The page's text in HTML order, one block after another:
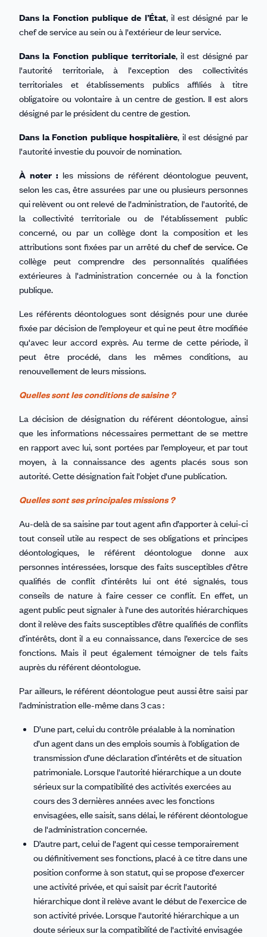
Dans la Fonction publique de l’État, il est désigné par le
chef de service au sein ou à l'extérieur de leur service.
Dans la Fonction publique territoriale, il est désigné par
l'autorité territoriale, à l'exception des collectivités
territoriales et établissements publics affiliés à titre
obligatoire ou volontaire à un centre de gestion. Il est alors
désigné par le président du centre de gestion.
Dans la Fonction publique hospitalière, il est désigné par
l'autorité investie du pouvoir de nomination.
À noter : les missions de référent déontologue peuvent,
selon les cas, être assurées par une ou plusieurs personnes
qui relèvent ou ont relevé de l'administration, de l'autorité, de
la collectivité territoriale ou de l'établissement public
concerné, ou par un collège dont la composition et les
attributions sont fixées par un arrêté du chef de service. Ce
collège peut comprendre des personnalités qualifiées
extérieures à l'administration concernée ou à la fonction
publique.
Les référents déontologues sont désignés pour une durée
fixée par décision de l’employeur et qui ne peut être modifiée
qu'avec leur accord exprès. Au terme de cette période, il
peut être procédé, dans les mêmes conditions, au
renouvellement de leurs missions.
Quelles sont les conditions de saisine ?
La décision de désignation du référent déontologue, ainsi
que les informations nécessaires permettant de se mettre
en rapport avec lui, sont portées par l’employeur, et par tout
moyen, à la connaissance des agents placés sous son
autorité. Cette désignation fait l'objet d'une publication.
Quelles sont ses principales missions ?
Au-delà de sa saisine par tout agent afin d’apporter à celui-ci
tout conseil utile au respect de ses obligations et principes
déontologiques, le référent déontologue donne aux
personnes intéressées, lorsque des faits susceptibles d'être
qualifiés de conflit d'intérêts lui ont été signalés, tous
conseils de nature à faire cesser ce conflit. En effet, un
agent public peut signaler à l'une des autorités hiérarchiques
dont il relève des faits susceptibles d’être qualifiés de conflits
d’intérêts, dont il a eu connaissance, dans l’exercice de ses
fonctions. Mais il peut également témoigner de tels faits
auprès du référent déontologue.
Par ailleurs, le référent déontologue peut aussi être saisi par
l’administration elle-même dans 3 cas :
D’une part, celui du contrôle préalable à la nomination
d’un agent dans un des emplois soumis à l’obligation de
transmission d’une déclaration d’intérêts et de situation
patrimoniale. Lorsque l'autorité hiérarchique a un doute
sérieux sur la compatibilité des activités exercées au
cours des 3 dernières années avec les fonctions
envisagées, elle saisit, sans délai, le référent déontologue
de l'administration concernée.
D’autre part, celui de l'agent qui cesse temporairement
ou définitivement ses fonctions, placé à ce titre dans une
position conforme à son statut, qui se propose d'exercer
une activité privée, et qui saisit par écrit l'autorité
hiérarchique dont il relève avant le début de l'exercice de
son activité privée. Lorsque l'autorité hiérarchique a un
doute sérieux sur la compatibilité de l'activité envisagée